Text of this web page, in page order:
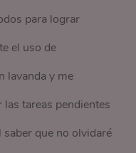
para lograr
el uso de
lavanda y me
tareas pendientes
saber que no olvidaré